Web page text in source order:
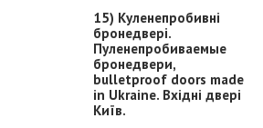
15) Куленепробивні
бронедвері.
Пуленепробиваемые
бронедвери,
bulletproof doors made
in Ukraine. Вхідні двері
Київ.